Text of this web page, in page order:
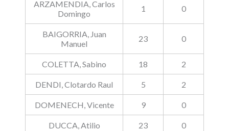
ARZAMENDIA, Carlos
Domingo
1 0
BAIGORRIA, Juan
Manuel
23 0
COLETTA, Sabino 18 2
DENDI, Clotardo Raul 5 2
DOMENECH, Vicente 9 0
DUCCA, Atilio 23 0